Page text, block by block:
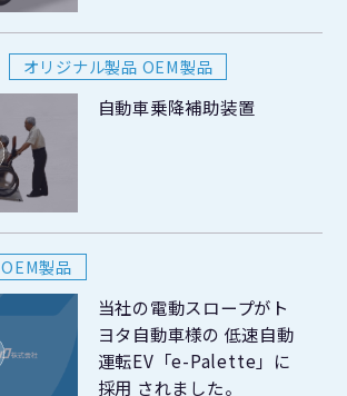
オリジナル製品 OEM製品
自動車乗降補助装置
OEM製品
当社の電動スロープがト
ヨタ自動車様の 低速自動
運転EV「e-Palette」に
採用 されました。